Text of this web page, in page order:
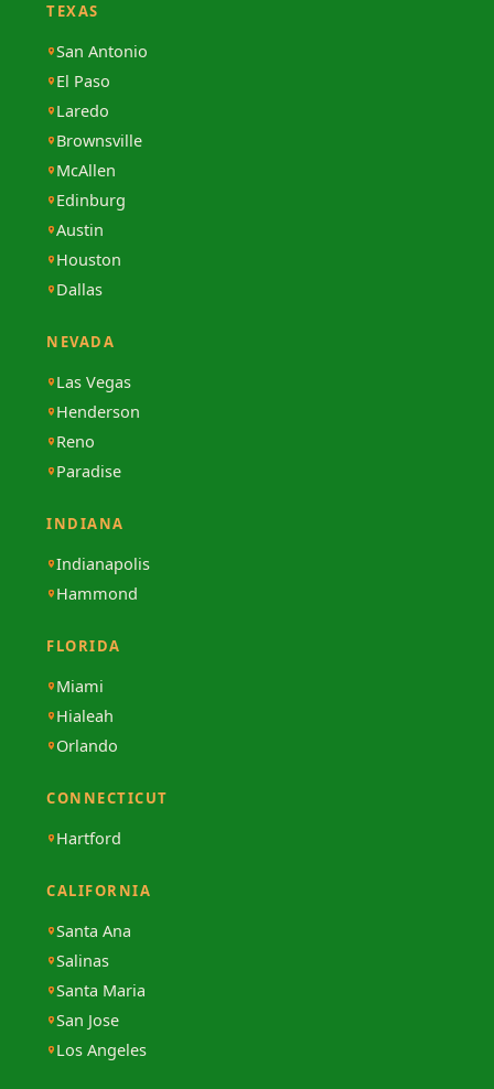
TEXAS
San Antonio
El Paso
Laredo
Brownsville
McAllen
Edinburg
Austin
Houston
Dallas
NEVADA
Las Vegas
Henderson
Reno
Paradise
INDIANA
Indianapolis
Hammond
FLORIDA
Miami
Hialeah
Orlando
CONNECTICUT
Hartford
CALIFORNIA
Santa Ana
Salinas
Santa Maria
San Jose
Los Angeles